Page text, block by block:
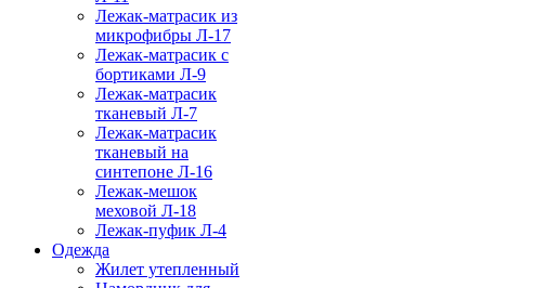
Лежак-матрасик из
микрофибры Л-17
Лежак-матрасик с
бортиками Л-9
Лежак-матрасик
тканевый Л-7
Лежак-матрасик
тканевый на
синтепоне Л-16
Лежак-мешок
меховой Л-18
Лежак-пуфик Л-4
Одежда
Жилет утепленный